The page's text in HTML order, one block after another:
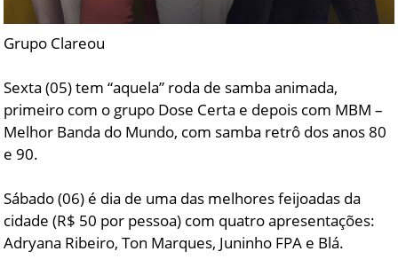
Grupo Clareou
Sexta (05) tem “aquela” roda de samba animada,
primeiro com o grupo Dose Certa e depois com MBM –
Melhor Banda do Mundo, com samba retrô dos anos 80
e 90.
Sábado (06) é dia de uma das melhores feijoadas da
cidade (R$ 50 por pessoa) com quatro apresentações:
Adryana Ribeiro, Ton Marques, Juninho FPA e Blá.